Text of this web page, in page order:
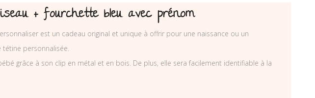
+ fourchette bleu avec prénom
est un cadeau original et unique à offrir pour une naissance ou un
personnalisée.
grâce à son clip en métal et en bois. De plus, elle sera facilement identifiable à la